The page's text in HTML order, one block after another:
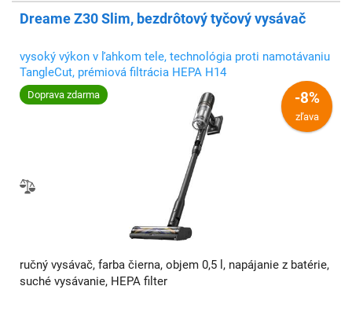
Dreame Z30 Slim, bezdrôtový tyčový vysávač
vysoký výkon v ľahkom tele, technológia proti namotávaniu
TangleCut, prémiová filtrácia HEPA H14
Doprava zdarma -8%
zľava
ručný vysávač, farba čierna, objem 0,5 l, napájanie z batérie,
suché vysávanie, HEPA filter